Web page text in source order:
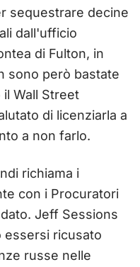
sequestrare decine
dall'ufficio
di Fulton, in
sono però bastate
Wall Street
di licenziarla a
a non farlo.
richiama i
con i Procuratori
Jeff Sessions
essersi ricusato
russe nelle